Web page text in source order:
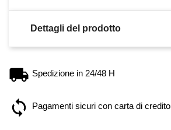
Dettagli del prodotto
Spedizione in 24/48 H
Pagamenti sicuri con carta di credito